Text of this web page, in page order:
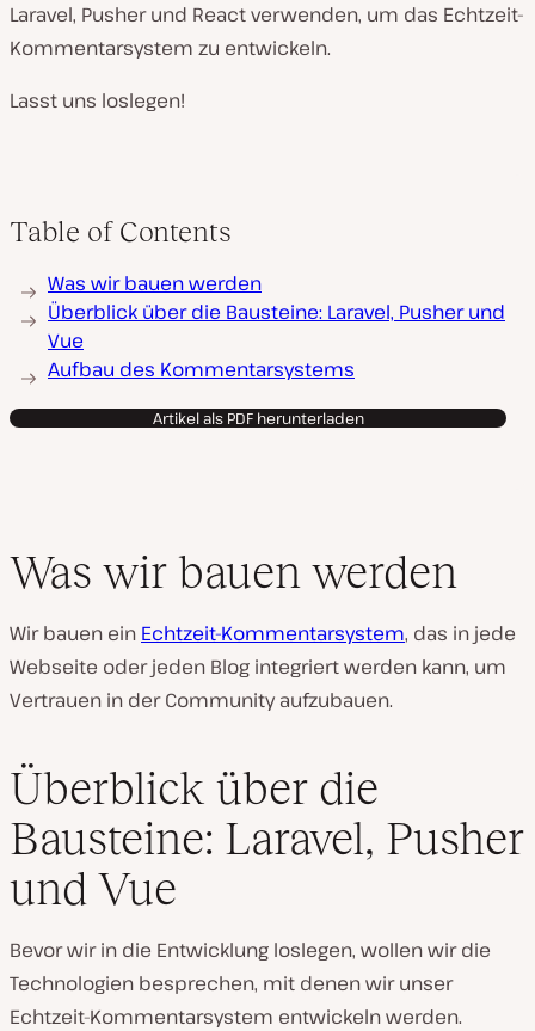
Laravel, Pusher und React verwenden, um das Echtzeit-
Kommentarsystem zu entwickeln.
Lasst uns loslegen!
Table of Contents
Was wir bauen werden
Überblick über die Bausteine: Laravel, Pusher und
Vue
Aufbau des Kommentarsystems
Artikel als PDF herunterladen
Was wir bauen werden
Wir bauen ein Echtzeit-Kommentarsystem, das in jede
Webseite oder jeden Blog integriert werden kann, um
Vertrauen in der Community aufzubauen.
Überblick über die
Bausteine: Laravel, Pusher
und Vue
Bevor wir in die Entwicklung loslegen, wollen wir die
Technologien besprechen, mit denen wir unser
Echtzeit-Kommentarsystem entwickeln werden.